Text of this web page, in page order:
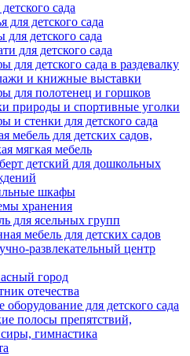
сада
для детского сада
для детского сада
для детского сада
для детского сада в раздевалку
и книжные выставки
для полотенец и горшков
природы и спортивные уголки
и стенки для детского сада
мебель для детских садов,
мягкая мебель
детский для дошкольных
шкафы
хранения
для ясельных групп
мебель для детских садов
развлекательный центр
город
отечества
для детского сада
полосы препятствий,
гимнастика